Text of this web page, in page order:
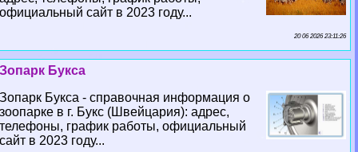
официальный сайт в 2023 году...
20 06 2026 23:11:26
Зопарк Букса
Зопарк Букса - справочная информация о
зоопарке в г. Букс (Швейцария): адрес,
телефоны, график работы, официальный
сайт в 2023 году...